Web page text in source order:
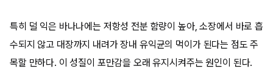
특히 덜 익은 바나나에는 저항성 전분 함량이 높아, 소장에서 바로 흡
수되지 않고 대장까지 내려가 장내 유익균의 먹이가 된다는 점도 주
목할 만하다. 이 성질이 포만감을 오래 유지시켜주는 원인이 된다.